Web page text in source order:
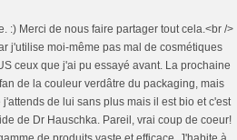
:) Merci de nous faire partager tout cela.<br />
j'utilise moi-même pas mal de cosmétiques
ceux que j'ai pu essayé avant. La prochaine
de la couleur verdâtre du packaging, mais
de lui sans plus mais il est bio et c'est
de Dr Hauschka. Pareil, vrai coup de coeur!